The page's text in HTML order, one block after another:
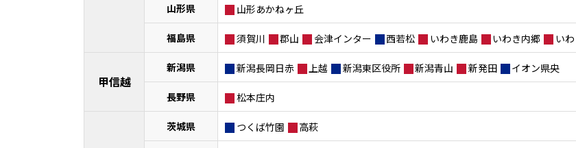
山形県 山形あかねヶ丘
福島県 須賀川 郡山 会津インター 西若松 いわき鹿島 いわき内郷 い
甲信越
新潟県 新潟長岡日赤 上越 新潟東区役所 新潟青山 新発田 イオン県央
長野県 松本庄内
茨城県 つくば竹園 高萩